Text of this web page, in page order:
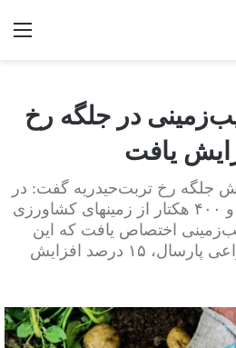
در جلگه رخ
یافت
جلگه رخ تربت‌حیدریه گفت: در
سال زراعی جاری هزار و ۴۰۰ هکتار از زمینهای کشاورزی
اختصاص یافت که این
میزان نسبت به سال زراعی پارسال، ۱۵ درصد افزایش